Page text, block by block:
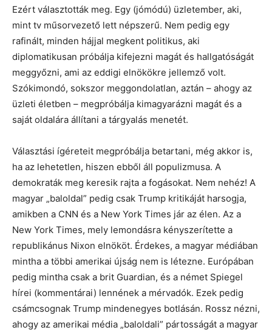
Ezért választották meg. Egy (jómódú) üzletember, aki,
mint tv műsorvezető lett népszerű. Nem pedig egy
rafinált, minden hájjal megkent politikus, aki
diplomatikusan próbálja kifejezni magát és hallgatóságát
meggyőzni, ami az eddigi elnökökre jellemző volt.
Szókimondó, sokszor meggondolatlan, aztán – ahogy az
üzleti életben – megpróbálja kimagyarázni magát és a
saját oldalára állítani a tárgyalás menetét.
Választási ígéreteit megpróbálja betartani, még akkor is,
ha az lehetetlen, hiszen ebből áll populizmusa. A
demokraták meg keresik rajta a fogásokat. Nem nehéz! A
magyar „baloldal” pedig csak Trump kritikáját harsogja,
amikben a CNN és a New York Times jár az élen. Az a
New York Times, mely lemondásra kényszerítette a
republikánus Nixon elnököt. Érdekes, a magyar médiában
mintha a többi amerikai újság nem is létezne. Európában
pedig mintha csak a brit Guardian, és a német Spiegel
hírei (kommentárai) lennének a mérvadók. Ezek pedig
csámcsognak Trump mindenegyes botlásán. Rossz nézni,
ahogy az amerikai média „baloldali” pártosságát a magyar